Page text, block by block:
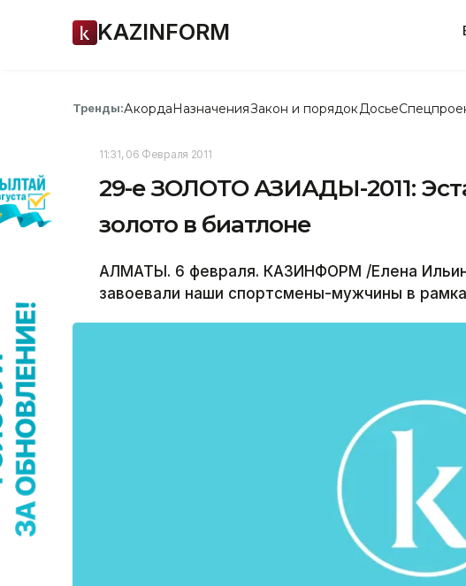
KAZINFORM
Тренды:АкордаНазначенияЗакон и порядок Досье
11:31, 06 Февраля 2011
29-е ЗОЛОТО АЗИАДЫ-2011:
золото в биатлоне
АЛМАТЫ. 6 февраля. КАЗИНФОРМ /Елена
завоевали наши спортсмены-мужчины в